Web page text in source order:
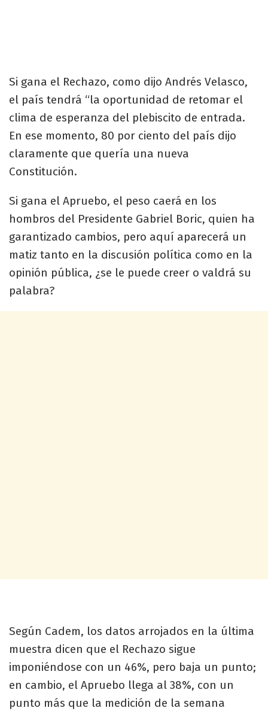
Si gana el Rechazo, como dijo Andrés Velasco,
el país tendrá “la oportunidad de retomar el
clima de esperanza del plebiscito de entrada.
En ese momento, 80 por ciento del país dijo
claramente que quería una nueva
Constitución.
Si gana el Apruebo, el peso caerá en los
hombros del Presidente Gabriel Boric, quien ha
garantizado cambios, pero aquí aparecerá un
matiz tanto en la discusión política como en la
opinión pública, ¿se le puede creer o valdrá su
palabra?
Según Cadem, los datos arrojados en la última
muestra dicen que el Rechazo sigue
imponiéndose con un 46%, pero baja un punto;
en cambio, el Apruebo llega al 38%, con un
punto más que la medición de la semana